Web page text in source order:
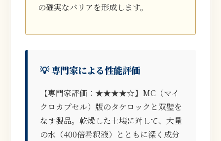
の確実なバリアを形成します。
💡 専門家による性能評価
【専門家評価：★★★★☆】MC（マイ
クロカプセル）版のタケロックと双璧を
なす製品。乾燥した土壌に対して、大量
の水（400倍希釈液）とともに深く成分